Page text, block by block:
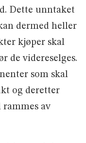
Dette unntaket
dermed heller
kjøper skal
de videreselges.
som skal
og deretter
rammes av